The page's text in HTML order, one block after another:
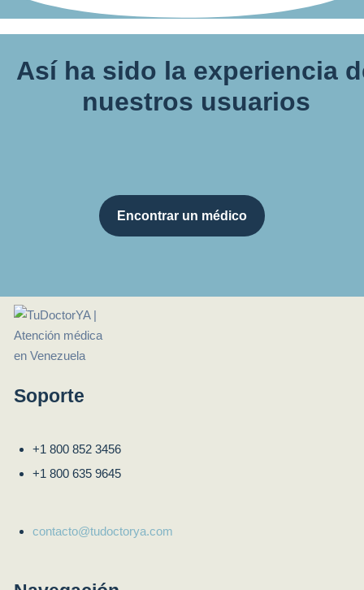
Así ha sido la experiencia
nuestros usuarios
Encontrar un médico
Soporte
+1 800 852 3456
+1 800 635 9645
contacto@tudoctorya.com